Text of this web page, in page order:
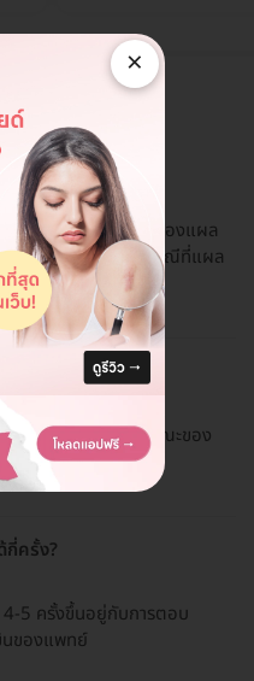
เป็นคีลอยด์?
ลดขนาดและลักษณะของแผล
งามขึ้น โดยเฉพาะในกรณีที่แผล
ม่สบายใจ
าไหร่?
45 นาที ขึ้นอยู่กับลักษณะของ
บบริการ
กี่ครั้ง?
4-5 ครั้งขึ้นอยู่กับการตอบ
นของแพทย์
×